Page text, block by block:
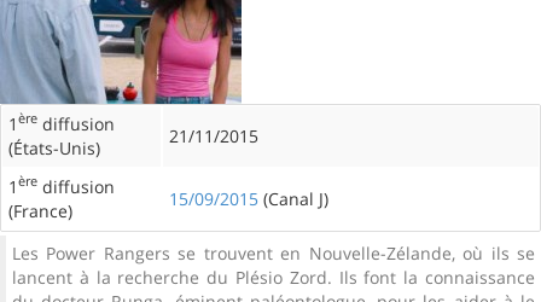
1 ère diffusion
(États-Unis)
21/11/2015
1 ère diffusion
(France)
15/09/2015 (Canal J)
Les Power Rangers se trouvent en Nouvelle-Zélande, où ils se
lancent à la recherche du Plésio Zord. Ils font la connaissance